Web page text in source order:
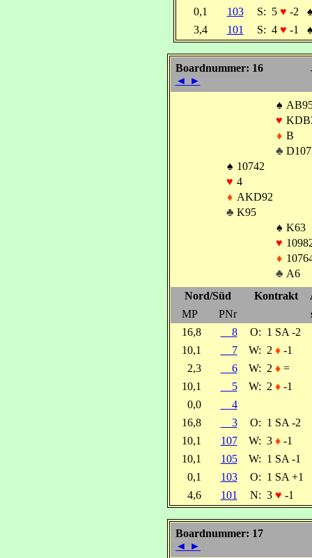
0,1
103 S: 5 ♥ -2
3,4
101 S: 4 ♥ -1
Boardnummer: 16
◄ ►
♠
♥
♦ B
♣
♠ 10742
♥ 4
♦ AKD92
♣ K95
♠ K63
♥
♦
♣ A6
Nord/Süd
Kontrakt
MP
PNr
16,8
8 O: 1 SA -2
10,1
7 W: 2 ♦-1
2,3
6 W: 2 ♦=
10,1
5 W: 2 ♦-1
0,0
4
16,8
3 O: 1 SA -2
10,1
107 W: 3 ♦-1
10,1
105 W: 1 SA -1
0,1
103 O: 1 SA +1
4,6
101 N: 3 ♥ -1
Boardnummer: 17
◄ ►